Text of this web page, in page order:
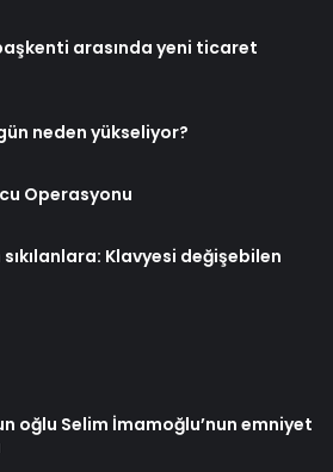
arasında yeni ticaret
neden yükseliyor?
Operasyonu
Klavyesi değişebilen
oğlu Selim İmamoğlu’nun emniyet